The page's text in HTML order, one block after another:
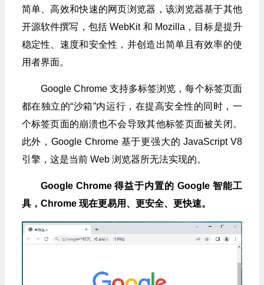
简单、高效和快速的网页浏览器，该浏览器基于其他
开源软件撰写，包括 WebKit 和 Mozilla，目标是提升
稳定性、速度和安全性，并创造出简单且有效率的使
用者界面。
Google Chrome 支持多标签浏览，每个标签页面
都在独立的“沙箱”内运行，在提高安全性的同时，一
个标签页面的崩溃也不会导致其他标签页面被关闭。
此外，Google Chrome 基于更强大的 JavaScript V8
引擎，这是当前 Web 浏览器所无法实现的。
Google Chrome 得益于内置的 Google 智能工
具，Chrome 现在更易用、更安全、更快速。